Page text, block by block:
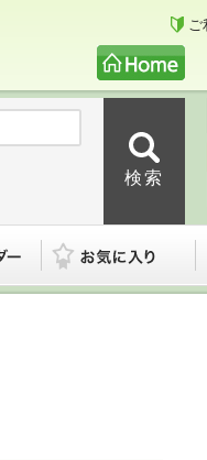
ご